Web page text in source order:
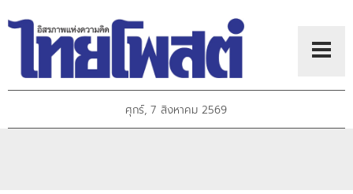
ศุกร์, 7 สิงหาคม 2569